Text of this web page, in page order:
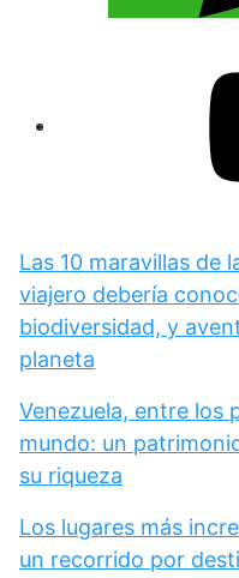
Las 10 maravillas de
viajero debería
biodiversidad, y
planeta
Venezuela, entre los
mundo: un
su riqueza
Los lugares más
un recorrido por